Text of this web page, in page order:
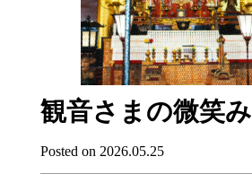
観音さまの微笑み
Posted on 2026.05.25